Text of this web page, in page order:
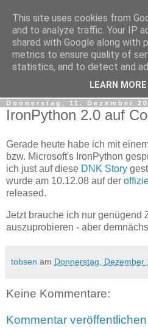
tobsen.de
Dinge die das Leben
Donnerstag, 11. Dezember
IronPython 2.0 auf
Gerade heute habe ich mit
bzw. Microsoft's IronPython
ich just auf diese DNK Story
wurde am 10.12.08 auf der
released.
Jetzt brauche ich nur genügend
auszuprobieren - aber
tobsen am Donnerstag, Dezember
Keine Kommentare:
Kommentar veröffentlichen
This site uses cookies from
and to analyze traffic. Your IP
shared with Google along with
metrics to ensure quality of
statistics, and to detect and
LEARN MORE